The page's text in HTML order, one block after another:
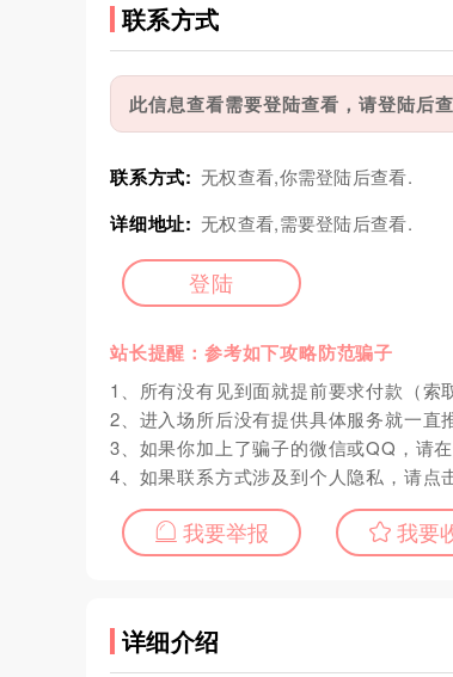
联系方式
此信息查看需要登陆查看，请登陆后
联系方式: 无权查看,你需登陆后查看.
详细地址: 无权查看,需要登陆后查看.
登陆
站长提醒：参考如下攻略防范骗子
1、所有没有见到面就提前要求付款（索
2、进入场所后没有提供具体服务就一直
3、如果你加上了骗子的微信或QQ，请
4、如果联系方式涉及到个人隐私，请点
我要举报 我要
详细介绍